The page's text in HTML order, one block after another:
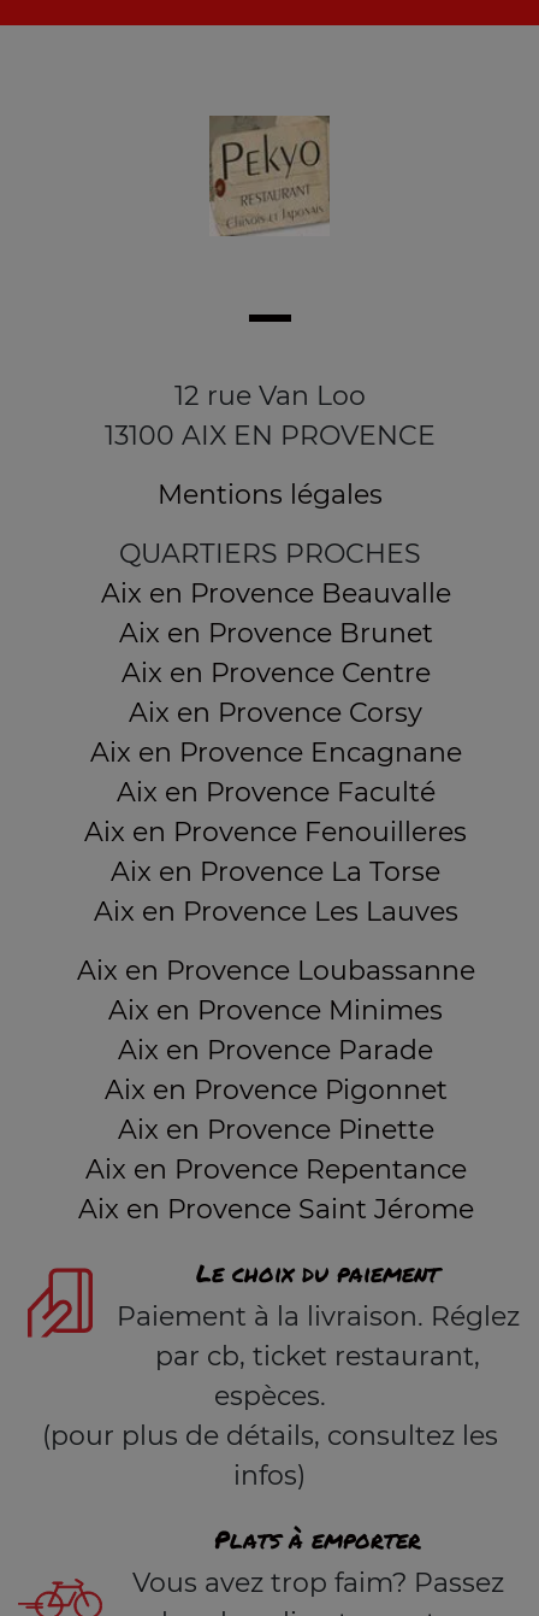
12 rue Van Loo
13100 AIX EN PROVENCE
Mentions légales
QUARTIERS PROCHES
Aix en Provence Beauvalle
Aix en Provence Brunet
Aix en Provence Centre
Aix en Provence Corsy
Aix en Provence Encagnane
Aix en Provence Faculté
Aix en Provence Fenouilleres
Aix en Provence La Torse
Aix en Provence Les Lauves
Aix en Provence Loubassanne
Aix en Provence Minimes
Aix en Provence Parade
Aix en Provence Pigonnet
Aix en Provence Pinette
Aix en Provence Repentance
Aix en Provence Saint Jérome
Le choix du paiement
Paiement à la livraison. Réglez
par cb, ticket restaurant,
espèces.
(pour plus de détails, consultez les
infos)
Plats à emporter
Vous avez trop faim? Passez